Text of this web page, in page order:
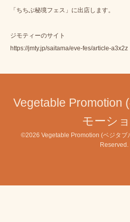
「ちちぶ秘境フェス」に出店します。
ジモティーのサイト
https://jmty.jp/saitama/eve-fes/article-a3x2z
Vegetable Promotion
モーシ
©2026 Vegetable Promotion (ベジタブ
Reserved.